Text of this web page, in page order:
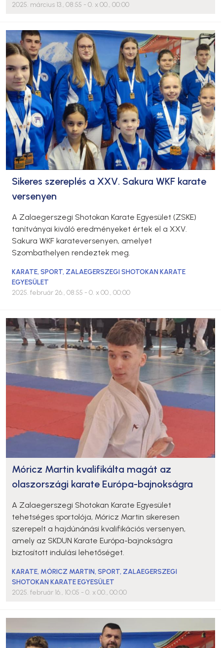
2025. március 13., 08:55 - 0. x 00., 00:00
Sikeres szereplés a XXV. Sakura WKF karate
versenyen
A Zalaegerszegi Shotokan Karate Egyesület (ZSKE)
tanítványai kiváló eredményeket értek el a XXV.
Sakura WKF karateversenyen, amelyet
Szombathelyen rendeztek meg.
KARATE,SPORT, ZALAEGERSZEGI SHOTOKAN KARATE
EGYESÜLET
2025. február 26., 08:55 - 0. x 00., 00:00
Móricz Martin kvalifikálta magát az
olaszországi karate Európa-bajnokságra
A Zalaegerszegi Shotokan Karate Egyesület
tehetséges sportolója, Móricz Martin sikeresen
szerepelt a hajdúnánási kvalifikációs versenyen,
amely az SKDUN Karate Európa-bajnokságra
biztosított indulási lehetőséget.
KARATE, MÓRICZ MARTIN,SPORT, ZALAEGERSZEGI
SHOTOKAN KARATE EGYESÜLET
2025. február 16., 10:05 - 0. x 00., 00:00